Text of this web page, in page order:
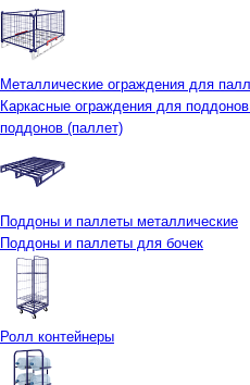
Металлические ограждения для
Каркасные ограждения для
поддонов (паллет)
Поддоны и паллеты металлические
Поддоны и паллеты для бочек
Ролл контейнеры